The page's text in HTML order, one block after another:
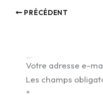
PRÉCÉDENT
Votre adresse e-
Les champs
*